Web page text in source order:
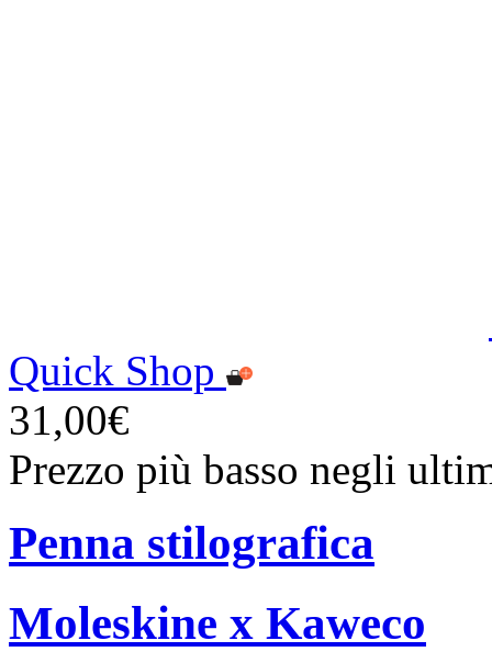
Quick Shop
31,00€
Prezzo più basso negli
Penna stilografica
Moleskine x Kaweco